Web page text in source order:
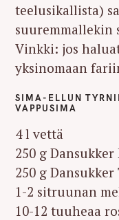
teelusikallista)
suuremmallekin
Vinkki: jos
yksinomaan
SIMA-ELLUN
VAPPUSIMA
4 l vettä
250 g
250 g
1-2 sitruunan
10-12 tuuheaa